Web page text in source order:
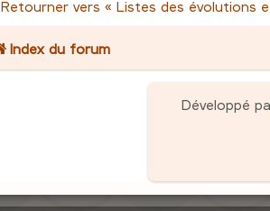
Retourner vers « Listes des évolutions
Index du forum
Développé